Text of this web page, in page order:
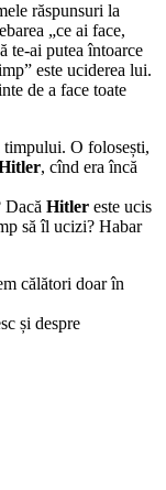
răspunsuri la
„ce ai face,
te-ai putea întoarce
este uciderea lui.
de a face toate
timpului. O folosești,
, cînd era încă
Dacă Hitler este ucis
să îl ucizi? Habar
călători doar în
și despre